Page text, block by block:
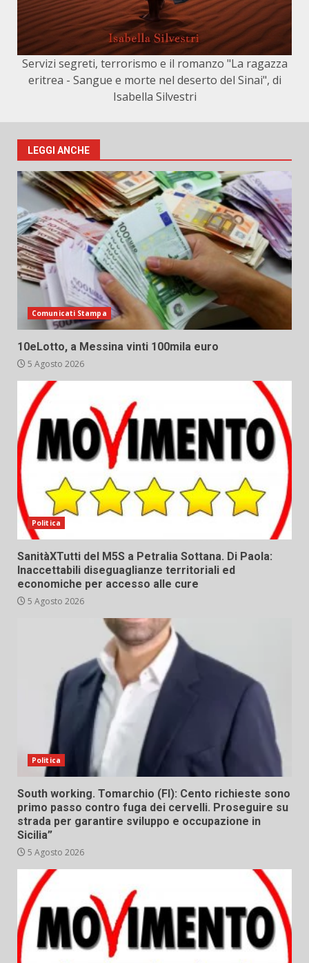
Servizi segreti, terrorismo e il romanzo "La ragazza
eritrea - Sangue e morte nel deserto del Sinai", di
Isabella Silvestri
LEGGI ANCHE
Comunicati Stampa
10eLotto, a Messina vinti 100mila euro
5 Agosto 2026
Politica
SanitàXTutti del M5S a Petralia Sottana. Di Paola:
Inaccettabili diseguaglianze territoriali ed
economiche per accesso alle cure
5 Agosto 2026
Politica
South working. Tomarchio (FI): Cento richieste sono
primo passo contro fuga dei cervelli. Proseguire su
strada per garantire sviluppo e occupazione in
Sicilia”
5 Agosto 2026